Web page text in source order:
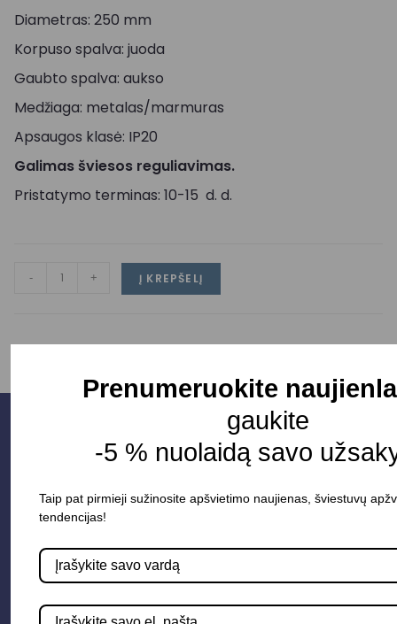
Diametras: 250 mm
Korpuso spalva: juoda
Gaubto spalva: aukso
Medžiaga: metalas/marmuras
Apsaugos klasė: IP20
Galimas šviesos reguliavimas.
Pristatymo terminas: 10-15 d. d.
- + Į KREPŠELĮ
Parduotuvė
Prenumeruokite
gaukite
-5 % nuolaidą savo
Taip pat pirmieji sužinosite apšvietimo naujienas, šviestuvų
tendencijas!